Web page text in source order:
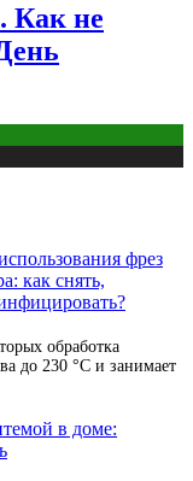
Как не
фрез
как снять,
обработка
до 230 °С и занимает
в доме: